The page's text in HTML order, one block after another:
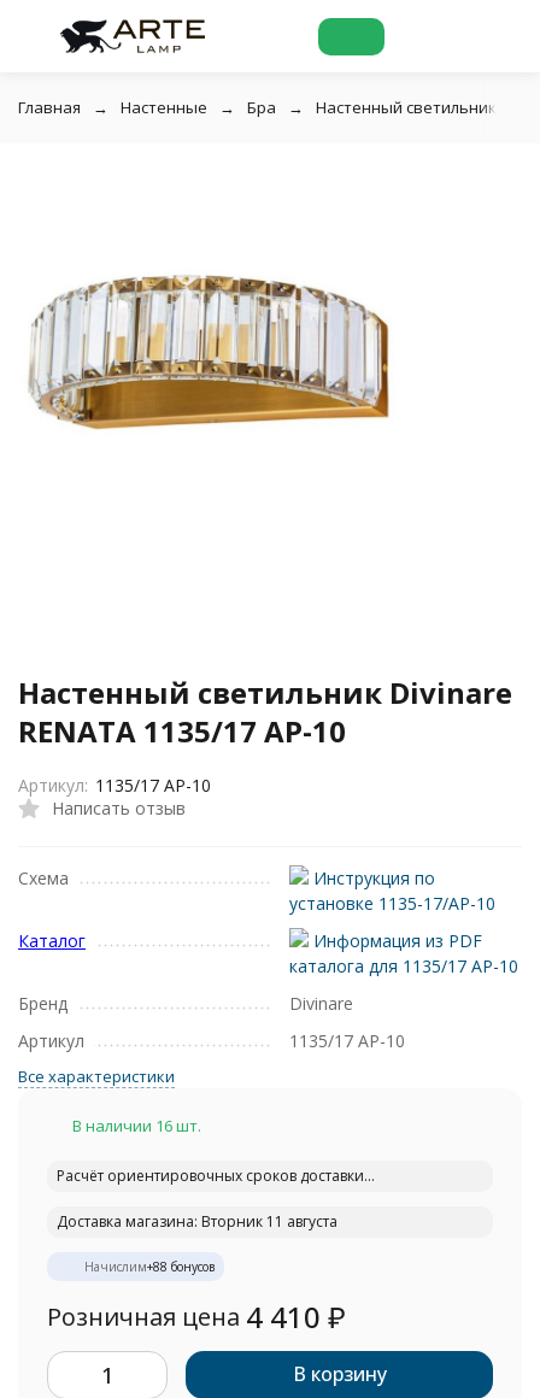
Главная Настенные Бра Настенный светильник
Настенный светильник Divinare
RENATA 1135/17 AP-10
Написать отзыв
Артикул: 1135/17 AP-10
Схема
Инструкция по
установке 1135-17/AP-10
Каталог
Информация из PDF
каталога для 1135/17 AP-10
Бренд
Divinare
Артикул
1135/17 AP-10
Все характеристики
В наличии 16 шт.
Расчёт ориентировочных сроков доставки...
Доставка магазина: Вторник 11 августа
Начислим+88 бонусов
Розничная цена 4 410 ₽
В корзину